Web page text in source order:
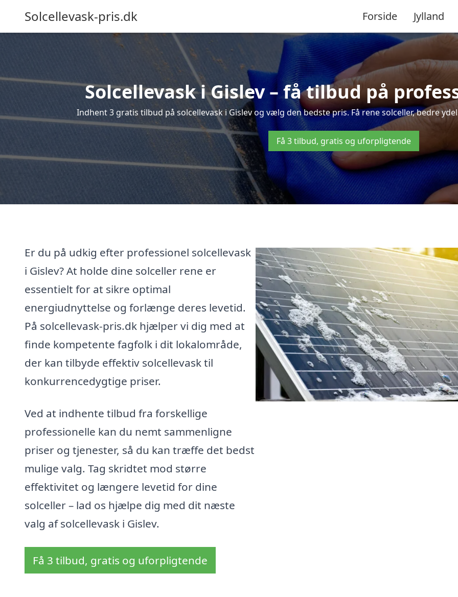
Solcellevask-pris.dk Forside Jylland
Solcellevask i Gislev – få tilbud på
Indhent 3 gratis tilbud på solcellevask i Gislev og vælg den bedste pris. Få rene solceller, bedre
Få 3 tilbud, gratis og uforpligtende
Er du på udkig efter professionel solcellevask
i Gislev? At holde dine solceller rene er
essentielt for at sikre optimal
energiudnyttelse og forlænge deres levetid.
På solcellevask-pris.dk hjælper vi dig med at
finde kompetente fagfolk i dit lokalområde,
der kan tilbyde effektiv solcellevask til
konkurrencedygtige priser.
Ved at indhente tilbud fra forskellige
professionelle kan du nemt sammenligne
priser og tjenester, så du kan træffe det bedst
mulige valg. Tag skridtet mod større
effektivitet og længere levetid for dine
solceller – lad os hjælpe dig med dit næste
valg af solcellevask i Gislev.
Få 3 tilbud, gratis og uforpligtende